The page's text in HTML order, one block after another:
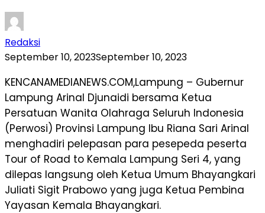
Redaksi
September 10, 2023September 10, 2023
KENCANAMEDIANEWS.COM,Lampung – Gubernur
Lampung Arinal Djunaidi bersama Ketua
Persatuan Wanita Olahraga Seluruh Indonesia
(Perwosi) Provinsi Lampung Ibu Riana Sari Arinal
menghadiri pelepasan para pesepeda peserta
Tour of Road to Kemala Lampung Seri 4, yang
dilepas langsung oleh Ketua Umum Bhayangkari
Juliati Sigit Prabowo yang juga Ketua Pembina
Yayasan Kemala Bhayangkari.